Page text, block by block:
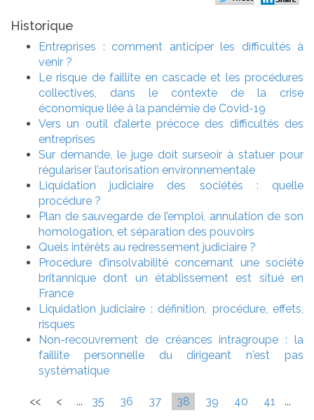
Historique
Entreprises : comment anticiper les difficultés à
venir ?
Le risque de faillite en cascade et les procédures
collectives, dans le contexte de la crise
économique liée à la pandémie de Covid-19
Vers un outil d’alerte précoce des difficultés des
entreprises
Sur demande, le juge doit surseoir à statuer pour
régulariser l’autorisation environnementale
Liquidation judiciaire des sociétés : quelle
procédure ?
Plan de sauvegarde de l’emploi, annulation de son
homologation, et séparation des pouvoirs
Quels intérêts au redressement judiciaire ?
Procédure d’insolvabilité concernant une société
britannique dont un établissement est situé en
France
Liquidation judiciaire : définition, procédure, effets,
risques
Non-recouvrement de créances intragroupe : la
faillite personnelle du dirigeant n'est pas
systématique
<< < ... 35 36 37 38 39 40 41 ...